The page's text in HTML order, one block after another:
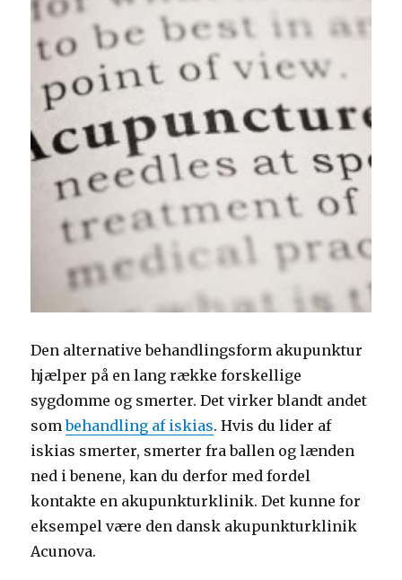
Den alternative behandlingsform akupunktur
hjælper på en lang række forskellige
sygdomme og smerter. Det virker blandt andet
sombehandling af iskias. Hvis du lider af
iskias smerter, smerter fra ballen og lænden
ned i benene, kan du derfor med fordel
kontakte en akupunkturklinik. Det kunne for
eksempel være den dansk akupunkturklinik
Acunova.